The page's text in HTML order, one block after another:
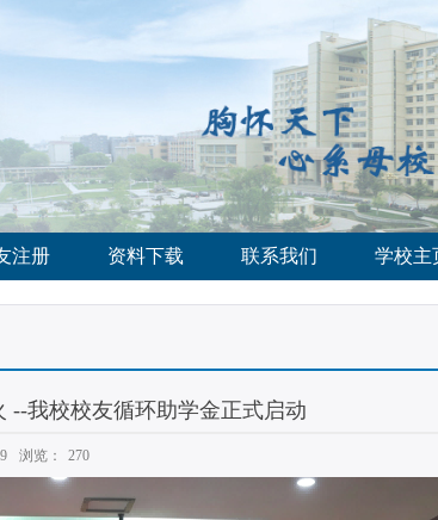
注册 资料下载 联系我们 学校主
--我校校友循环助学金正式启动
浏览： 270